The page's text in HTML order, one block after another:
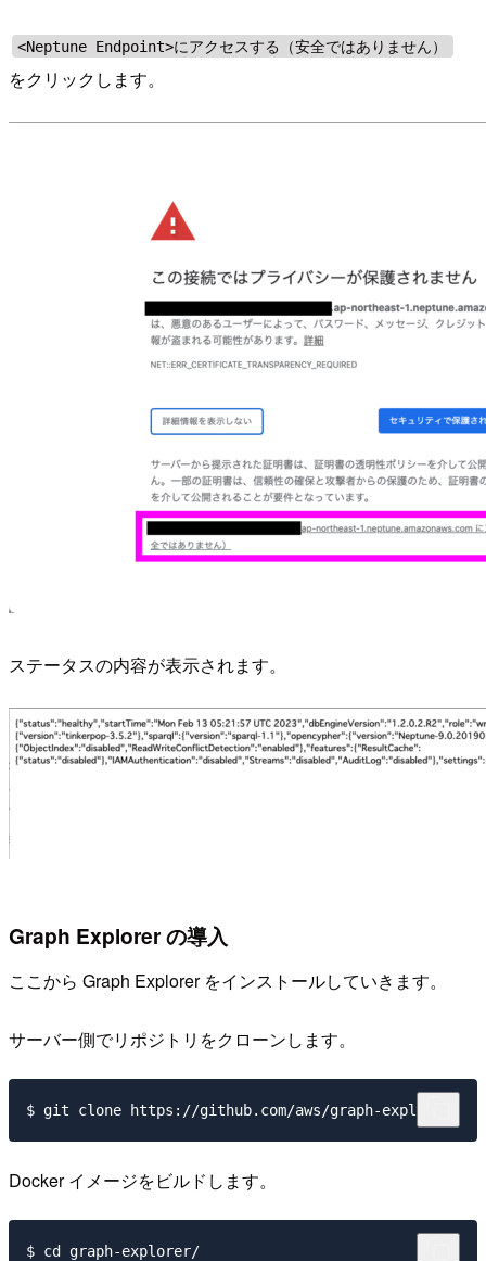
<Neptune Endpoint>にアクセスする（安全ではありません）
をクリックします。
ステータスの内容が表示されます。
Graph Explorer の導入
ここから Graph Explorer をインストールしていきます。
サーバー側でリポジトリをクローンします。
Docker イメージをビルドします。
$ cd graph-explorer/